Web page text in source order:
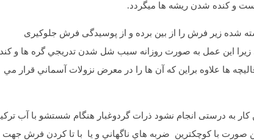
و کنده شدن ریشه ها میگردد.
شده زیر فرش را از بین برده و از پوسیدگی فرش جلوکیری
. زیرا این عمل به صورت روزانه سبب شل شدن تدريجي گره ها و
علاوه براین كه آن ها را در معرض نزولات آسماني قرار مي
به درستی انجام نشود ذرات گردوغبار هنگام شستشو با آب
با كوچكترين ضربه هاي ناگهاني و یا با تا کردن فرش جهت